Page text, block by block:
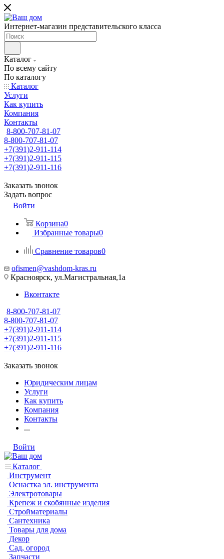
Интернет-магазин представительского класса
Каталог
По всему сайту
По каталогу
Каталог
Услуги
Как купить
Компания
Контакты
8-800-707-81-07
8-800-707-81-07
+7(391)2-911-114
+7(391)2-911-115
+7(391)2-911-116
Заказать звонок
Задать вопрос
Войти
Корзина0
Избранные товары0
Сравнение товаров0
ofismen@vashdom-kras.ru
Красноярск, ул.Магистральная,1а
Вконтакте
8-800-707-81-07
8-800-707-81-07
+7(391)2-911-114
+7(391)2-911-115
+7(391)2-911-116
Заказать звонок
Юридическим лицам
Услуги
Как купить
Компания
Контакты
...
Войти
Каталог
Инструмент
Оснастка эл. инструмента
Электротовары
Крепеж и скобянные изделия
Стройматериалы
Сантехника
Товары для дома
Декор
Сад, огород
Запчасти